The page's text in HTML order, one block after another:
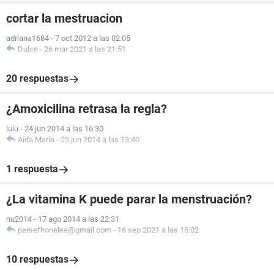
cortar la mestruacion
adriana1684 - 7 oct 2012 a las 02:05
Dulce - 26 mar 2021 a las 21:51
20 respuestas
¿Amoxicilina retrasa la regla?
lulu - 24 jun 2014 a las 16:30
Aída María - 25 jun 2014 a las 13:40
1 respuesta
¿La vitamina K puede parar la menstruación?
nu2014 - 17 ago 2014 a las 22:31
persefhonelee@gmail.com - 16 sep 2021 a las 16:02
10 respuestas